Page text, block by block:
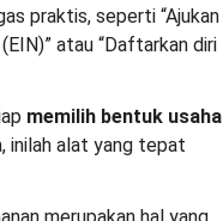
praktis, seperti “Ajukan
atau “Daftarkan diri
memilih bentuk usaha
inilah alat yang tepat